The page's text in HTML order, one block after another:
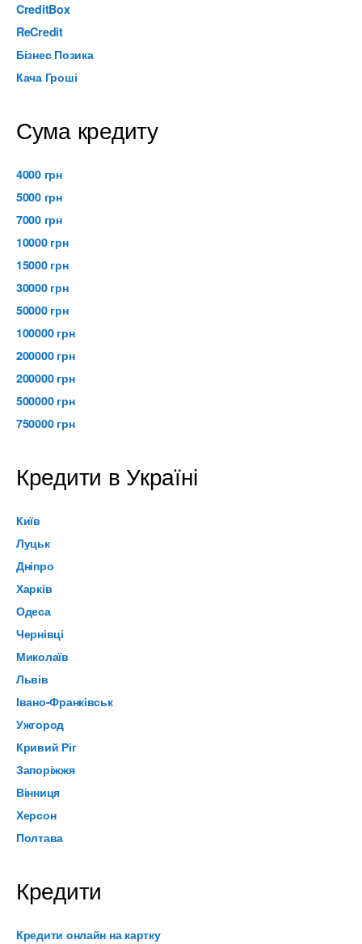
CreditBox
ReCredit
Бізнес Позика
Кача Гроші
Сума кредиту
4000 грн
5000 грн
7000 грн
10000 грн
15000 грн
30000 грн
50000 грн
100000 грн
200000 грн
200000 грн
500000 грн
750000 грн
Кредити в Україні
Київ
Луцьк
Дніпро
Харків
Одеса
Чернівці
Миколаїв
Львів
Івано-Франківськ
Ужгород
Кривий Ріг
Запоріжжя
Вінниця
Херсон
Полтава
Кредити
Кредити онлайн на картку